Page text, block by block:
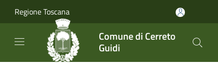
Regione Toscana
Comune di Cerreto
Guidi